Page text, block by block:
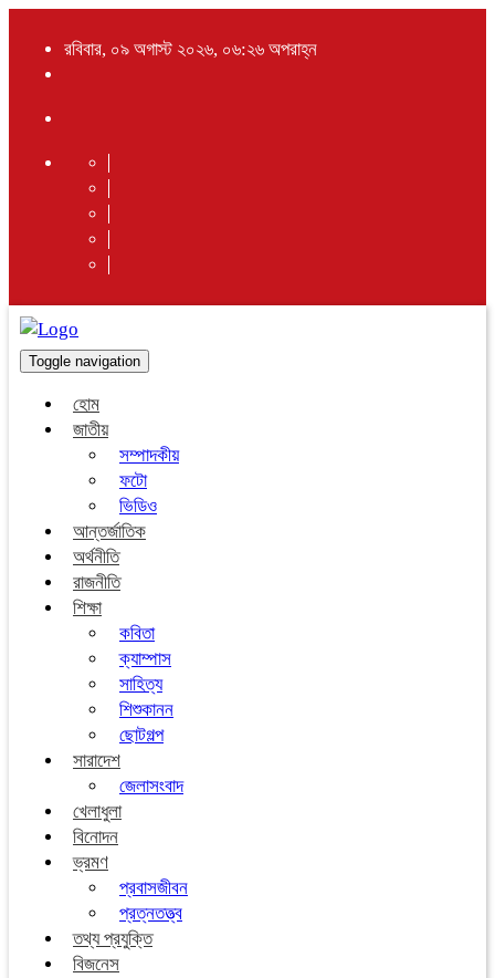
রবিবার, ০৯ অগাস্ট ২০২৬, ০৬:২৬ অপরাহ্ন
Toggle navigation
হোম
জাতীয়
সম্পাদকীয়
ফটো
ভিডিও
আন্তর্জাতিক
অর্থনীতি
রাজনীতি
শিক্ষা
কবিতা
ক্যাম্পাস
সাহিত্য
শিশুকানন
ছোটগল্প
সারাদেশ
জেলাসংবাদ
খেলাধুলা
বিনোদন
ভ্রমণ
প্রবাসজীবন
প্রত্নতত্ত্ব
তথ্য প্রযুক্তি
বিজনেস